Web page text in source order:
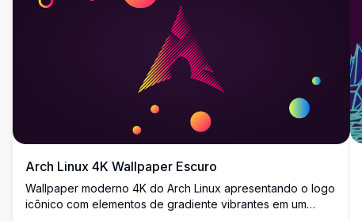
Arch Linux 4K Wallpaper Escuro
Wallpaper moderno 4K do Arch Linux apresentando o logo
icônico com elementos de gradiente vibrantes em um